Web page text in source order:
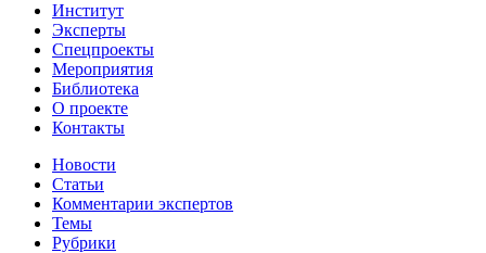
Институт
Эксперты
Спецпроекты
Мероприятия
Библиотека
О проекте
Контакты
Новости
Статьи
Комментарии экспертов
Темы
Рубрики